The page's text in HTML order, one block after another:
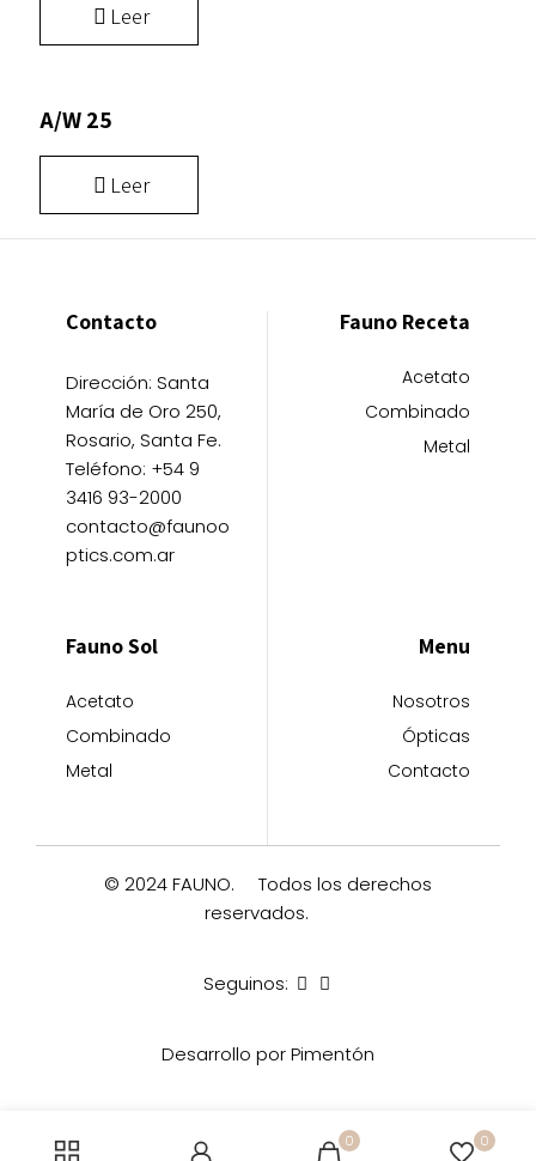
Leer
A/W 25
Leer
Contacto
Dirección: Santa
María de Oro 250,
Rosario, Santa Fe.
Teléfono: +54 9
3416 93-2000
contacto@faunoo
ptics.com.ar
Fauno Receta
Acetato
Combinado
Metal
Fauno Sol
Acetato
Combinado
Metal
Menu
Nosotros
Ópticas
Contacto
© 2024 FAUNO.
Todos los derechos
reservados.
Seguinos:
Desarrollo por Pimentón
0 0